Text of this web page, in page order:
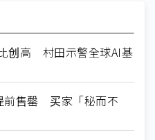
创高 村田示警全球AI基
前售罄 买家「秘而不